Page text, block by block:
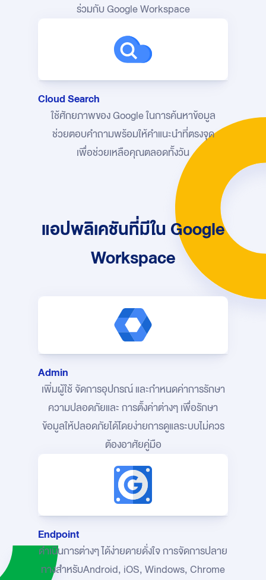
ร่วมกับ Google Workspace
Cloud Search
ใช้ศักยภาพของ Google ในการค้นหาข้อมูล
ช่วยตอบคำถามพร้อมให้คำแนะนำที่ตรงจุด
เพื่อช่วยเหลือคุณตลอดทั้งวัน
แอปพลิเคชันที่มีใน Google
Workspace
Admin
เพิ่มผู้ใช้ จัดการอุปกรณ์ และกำหนดค่าการรักษา
ความปลอดภัยและ การตั้งค่าต่างๆ เพื่อรักษา
ข้อมูลให้ปลอดภัยได้โดยง่ายการดูแลระบบไม่ควร
ต้องอาศัยคู่มือ
Endpoint
ดำเนินการต่างๆ ได้ง่ายดายดั่งใจ การจัดการปลาย
ทางสำหรับAndroid, iOS, Windows, Chrome